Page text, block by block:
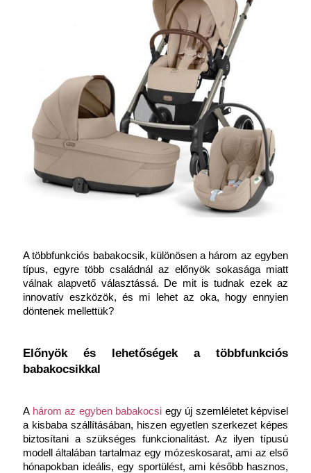
A többfunkciós babakocsik, különösen a három az egyben
típus, egyre több családnál az előnyök sokasága miatt
válnak alapvető választássá. De mit is tudnak ezek az
innovatív eszközök, és mi lehet az oka, hogy ennyien
döntenek mellettük?
Előnyök és lehetőségek a többfunkciós
babakocsikkal
A három az egyben babakocsi egy új szemléletet képvisel
a kisbaba szállításában, hiszen egyetlen szerkezet képes
biztosítani a szükséges funkcionalitást. Az ilyen típusú
modell általában tartalmaz egy mózeskosarat, ami az első
hónapokban ideális, egy sportülést, ami később hasznos,